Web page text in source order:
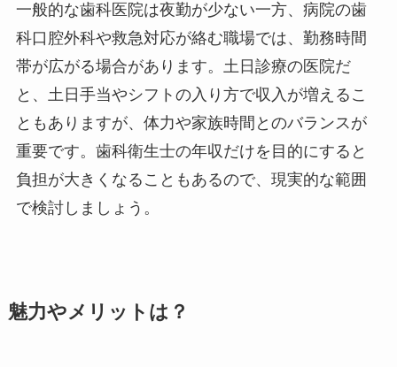
一般的な歯科医院は夜勤が少ない一方、病院の歯
科口腔外科や救急対応が絡む職場では、勤務時間
帯が広がる場合があります。土日診療の医院だ
と、土日手当やシフトの入り方で収入が増えるこ
ともありますが、体力や家族時間とのバランスが
重要です。歯科衛生士の年収だけを目的にすると
負担が大きくなることもあるので、現実的な範囲
で検討しましょう。
魅力やメリットは？